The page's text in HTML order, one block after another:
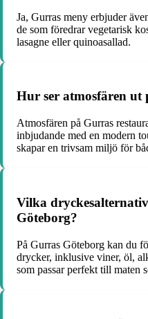
Ja, Gurras meny erbjuder
de som föredrar vegetarisk
lasagne eller quinoasallad.
Hur ser atmosfären ut
Atmosfären på Gurras
inbjudande med en modern
skapar en trivsam miljö för
Vilka
Göteborg?
På Gurras Göteborg kan du
drycker, inklusive viner, öl,
som passar perfekt till maten